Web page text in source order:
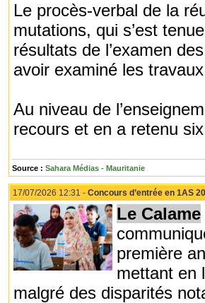
Le procès-verbal de la
mutations, qui s’est
résultats de l’examen
avoir examiné les
Au niveau de
recours et en a retenu
Source : Sahara Médias - Mauritanie
17/07/2026 12:31 - Concours d’entrée en 1AS
Le Calame
première
mettant en
malgré des disparités